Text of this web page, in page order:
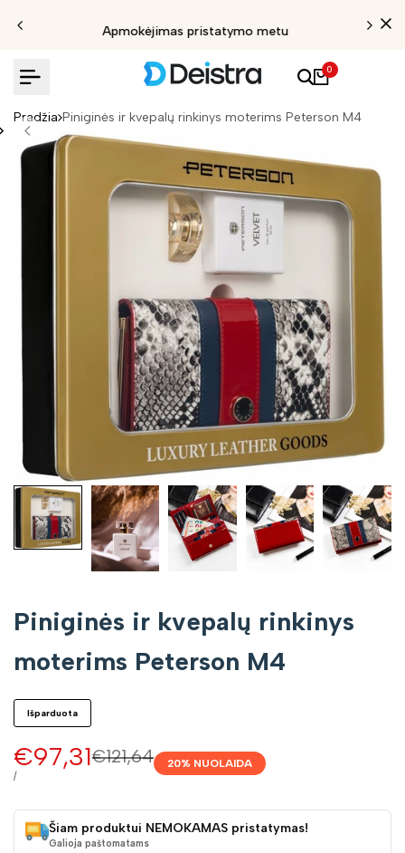
Apmokėjimas pristatymo metu
0
Pradžia Piniginės ir kvepalų rinkinys moterims Peterson M4
Piniginės ir kvepalų rinkinys
moterims Peterson M4
Išparduota
Įprasta
€121,64
Pardavimo
kaina
€97,31
VIENETO
/
20% NUOLAIDA
Šiam produktui NEMOKAMAS pristatymas!
Galioja paštomatams